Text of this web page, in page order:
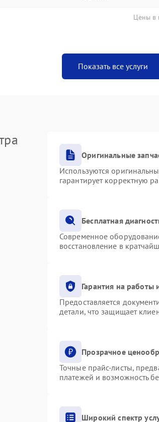
Цены в
Показать все услуги
Оригинальные
Используются
гарантирует корректную
Бесплатная
Современное
восстановление в
Гарантия на работы
Предоставляется
детали, что защищает
Прозрачное
Точные прайс-листы,
платежей и возможность
Широкий спектр